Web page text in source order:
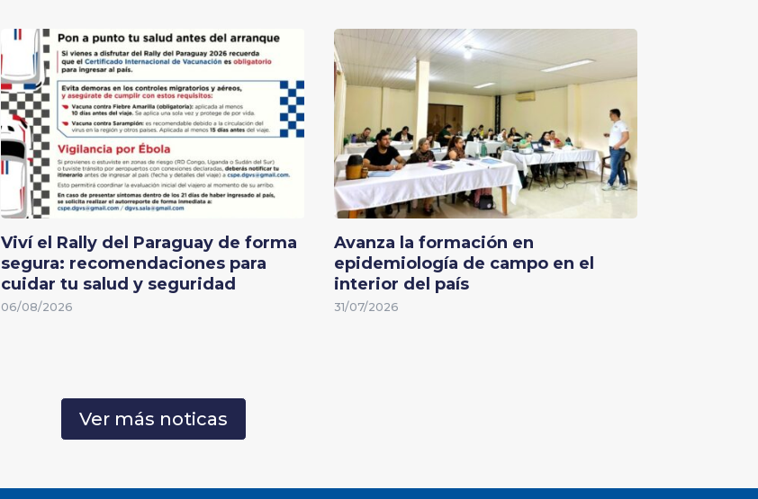
Viví el Rally del Paraguay de forma
segura: recomendaciones para
cuidar tu salud y seguridad
06/08/2026
Avanza la formación en
epidemiología de campo en el
interior del país
31/07/2026
Ver más noticas